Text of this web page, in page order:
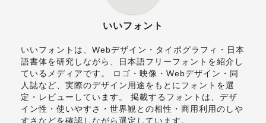
いいフォント
いいフォントは、Webデザイン・タイポグラフィ・日本
語書体を研究しながら、日本語フリーフォントを紹介し
ているメディアです。 ロゴ・映像・Webデザイン・同
人誌など、実際のデザイン用途をもとにフォントを選
定・レビューしています。 掲載するフォントは、デザ
イン性・使いやすさ・世界観との相性・商用利用のしや
すさなどを確認しながら選定しています。